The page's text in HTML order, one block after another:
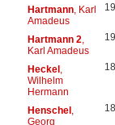
Hartmann, Karl
Amadeus
Hartmann 2
Karl Amadeus
Heckel,
Wilhelm
Hermann
Henschel,
Georg